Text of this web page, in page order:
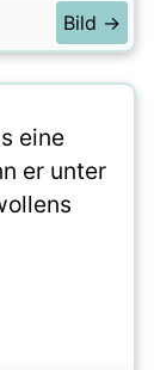
Bild →
eine
er unter